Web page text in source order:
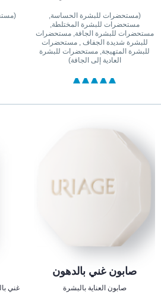
(مستحضرات للبشرة الحساسة,
مستحضرات للبشرة المختلطة,
مستحضرات للبشرة الجافة, مستحضرات
للبشرة شديدة الجفاف , مستحضرات
للبشرة المتهيجة, مستحضرات للبشرة
العادية إلى الجافة)
صابون غني بالدهون
صابون العناية بالبشرة غني